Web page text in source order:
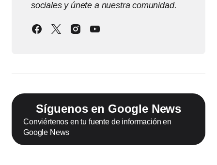
sociales y únete a nuestra comunidad.
Síguenos en Google News
Conviértenos en tu fuente de información en
Google News